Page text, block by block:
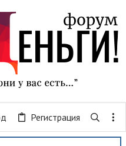
Регистрация